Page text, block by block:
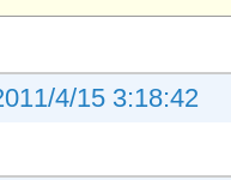
4/15 3:18:42